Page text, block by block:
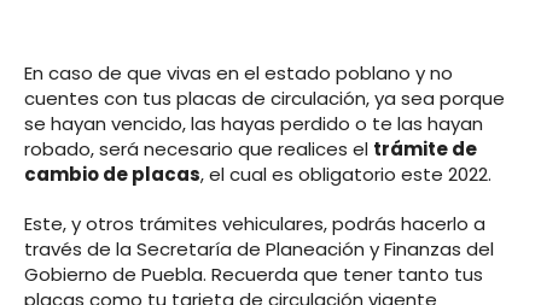
En caso de que vivas en el estado poblano y no
cuentes con tus placas de circulación, ya sea porque
se hayan vencido, las hayas perdido o te las hayan
robado, será necesario que realices el trámite de
cambio de placas, el cual es obligatorio este 2022.
Este, y otros trámites vehiculares, podrás hacerlo a
través de la Secretaría de Planeación y Finanzas del
Gobierno de Puebla. Recuerda que tener tanto tus
placas como tu tarjeta de circulación vigente